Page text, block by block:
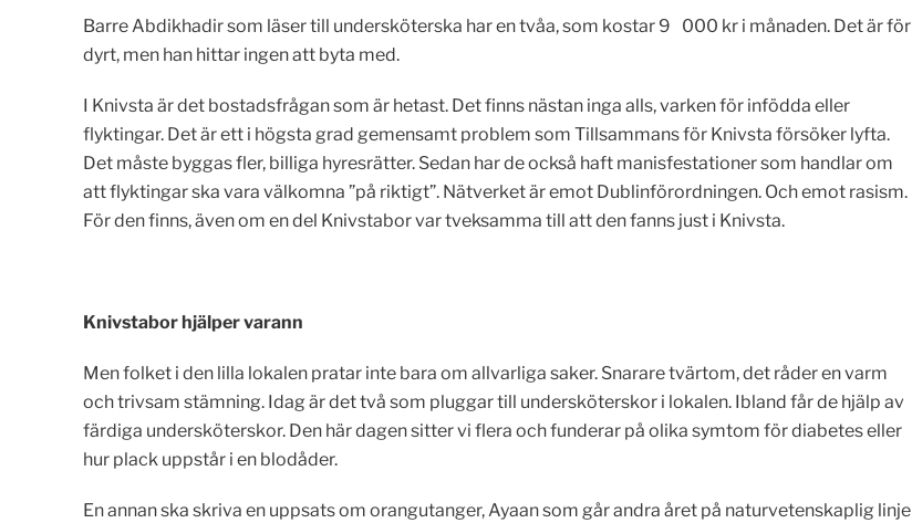
Barre Abdikhadir som läser till undersköterska har en tvåa, som kostar 9 000 kr i månaden. Det är för
dyrt, men han hittar ingen att byta med.
I Knivsta är det bostadsfrågan som är hetast. Det finns nästan inga alls, varken för infödda eller
flyktingar. Det är ett i högsta grad gemensamt problem som Tillsammans för Knivsta försöker lyfta.
Det måste byggas fler, billiga hyresrätter. Sedan har de också haft manisfestationer som handlar om
att flyktingar ska vara välkomna ”på riktigt”. Nätverket är emot Dublinförordningen. Och emot rasism.
För den finns, även om en del Knivstabor var tveksamma till att den fanns just i Knivsta.
Knivstabor hjälper varann
Men folket i den lilla lokalen pratar inte bara om allvarliga saker. Snarare tvärtom, det råder en varm
och trivsam stämning. Idag är det två som pluggar till undersköterskor i lokalen. Ibland får de hjälp av
färdiga undersköterskor. Den här dagen sitter vi flera och funderar på olika symtom för diabetes eller
hur plack uppstår i en blodåder.
En annan ska skriva en uppsats om orangutanger, Ayaan som går andra året på naturvetenskaplig linje